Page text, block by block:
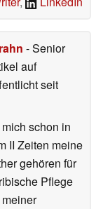
- Senior
auf
seit
schon in
II Zeiten meine
gehören für
Pflege